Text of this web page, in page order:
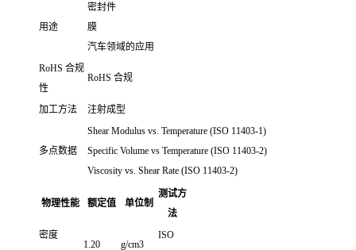
用途
密封件
膜
汽车领域的应用
RoHS 合规
性
RoHS 合规
加工方法 注射成型
多点数据
Shear Modulus vs. Temperature (ISO 11403-1)
Specific Volume vs Temperature (ISO 11403-2)
Viscosity vs. Shear Rate (ISO 11403-2)
物理性能 额定值 单位制
测试方
法
密度
1.20 g/cm3
ISO